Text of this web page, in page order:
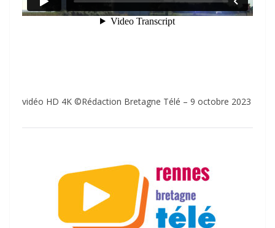
vidéo HD 4K ©Rédaction Bretagne Télé – 9 octobre 2023